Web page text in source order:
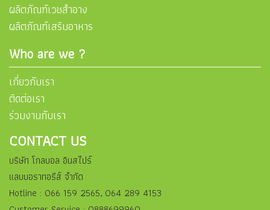
ผลิตภัณฑ์เวชสำอาง
ผลิตภัณฑ์เสริมอาหาร
Who are we ?
เกี่ยวกับเรา
ติดต่อเรา
ร่วมงานกับเรา
CONTACT US
บริษัท โกลบอล อินสไปร์
แลบบอราทอรีส์ จำกัด
Hotline : 066 159 2565, 064 289 4153